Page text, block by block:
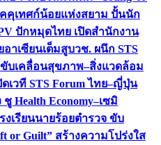
คุเทศก์น้อยแห่งสยาม ปั้นนัก
ปักหมุดไทย เปิดสำนักงาน
าเซียนเต็มสูบวช. ผนึก STS
บเคลื่อนสุขภาพ–สิ่งแวดล้อม
ดเวที STS Forum ไทย–ญี่ปุ่น
Health Economy–เซมิ
งเรียนนายร้อยตำรวจ ขับ
or Guilt” สร้างความโปร่งใส